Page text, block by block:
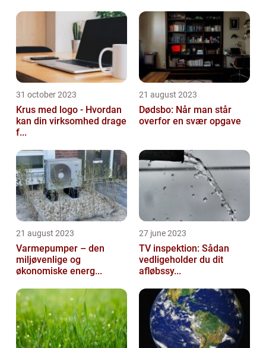
31 october 2023
Krus med logo - Hvordan
kan din virksomhed drage
f...
21 august 2023
Dødsbo: Når man står
overfor en svær opgave
21 august 2023
Varmepumper – den
miljøvenlige og
økonomiske energ...
27 june 2023
TV inspektion: Sådan
vedligeholder du dit
afløbssy...